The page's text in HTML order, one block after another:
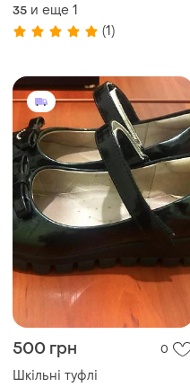
35 и еще 1
(1)
500 грн 0
Шкільні туфлі